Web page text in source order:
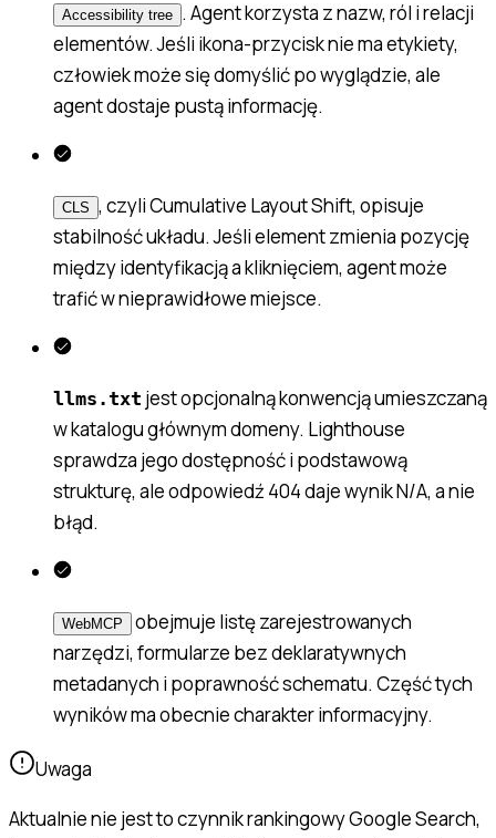
Accessibility tree . Agent korzysta z nazw, ról i relacji
elementów. Jeśli ikona-przycisk nie ma etykiety,
człowiek może się domyślić po wyglądzie, ale
agent dostaje pustą informację.
CLS , czyli Cumulative Layout Shift, opisuje
stabilność układu. Jeśli element zmienia pozycję
między identyfikacją a kliknięciem, agent może
trafić w nieprawidłowe miejsce.
llms.txt jest opcjonalną konwencją umieszczaną
w katalogu głównym domeny. Lighthouse
sprawdza jego dostępność i podstawową
strukturę, ale odpowiedź 404 daje wynik N/A, a nie
błąd.
WebMCP
obejmuje listę zarejestrowanych
narzędzi, formularze bez deklaratywnych
metadanych i poprawność schematu. Część tych
wyników ma obecnie charakter informacyjny.
Uwaga
Aktualnie nie jest to czynnik rankingowy Google Search,